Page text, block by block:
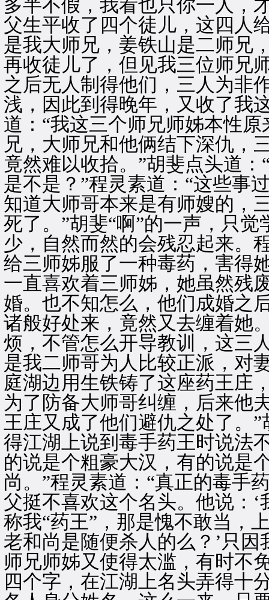
多半不假，我看也只你一人，
父生平收了四个徒儿，这四人
是我大师兄，姜铁山是二师兄
再收徒儿了，但见我三位师兄
之后无人制得他们，三人为非
浅，因此到得晚年，又收了我
道：“我这三个师兄师姊本性
兄，大师兄和他俩结下深仇，
竟然难以收拾。”胡斐点头道
是不是？”程灵素道：“这些事
知道大师哥本来是有师嫂的，
死了。”胡斐“啊”的一声，只
少，自然而然的会残忍起来。
给三师姊服了一种毒药，害得
一直喜欢着三师姊，她虽然残
婚。也不知怎么，他们成婚之
诸般好处来，竟然又去缠着她
烦，不管怎么开导教训，这三
是我二师哥为人比较正派，对
庭湖边用生铁铸了这座药王庄
为了防备大师哥纠缠，后来他
王庄又成了他们避仇之处了。
得江湖上说到毒手药王时说法
的说是个粗豪大汉，有的说是
尚。”程灵素道：“真正的毒手
父挺不喜欢这个名头。他说：
称我“药王”，那是愧不敢当，
老和尚是随便杀人的么？’只
师兄师姊又使得太滥，有时不
四个字，在江湖上名头弄得十